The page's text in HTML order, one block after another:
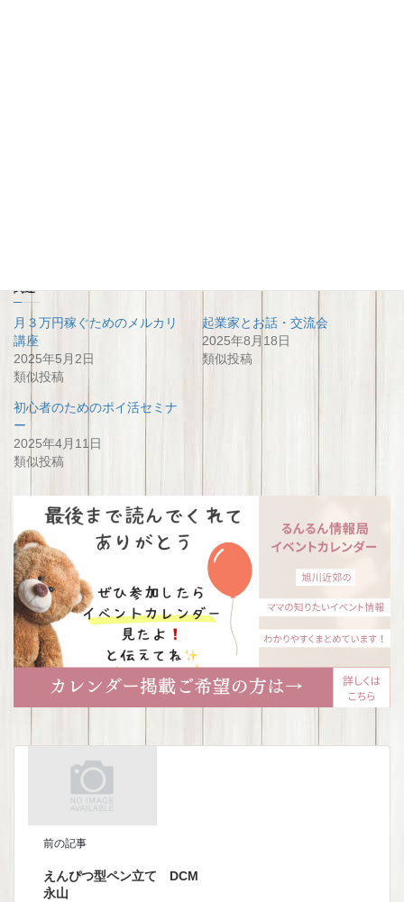
関連
月３万円稼ぐためのメルカリ
講座
2025年5月2日
類似投稿
起業家とお話・交流会
2025年8月18日
類似投稿
初心者のためのポイ活セミナ
ー
2025年4月11日
類似投稿
前の記事
えんぴつ型ペン立て DCM
永山